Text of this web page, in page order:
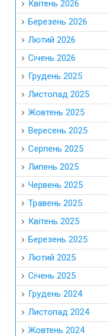
Квітень 2026
Березень 2026
Лютий 2026
Січень 2026
Грудень 2025
Листопад 2025
Жовтень 2025
Вересень 2025
Серпень 2025
Липень 2025
Червень 2025
Травень 2025
Квітень 2025
Березень 2025
Лютий 2025
Січень 2025
Грудень 2024
Листопад 2024
Жовтень 2024